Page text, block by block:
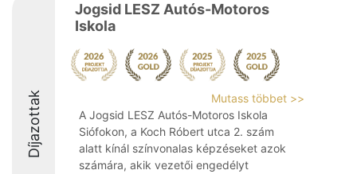
Díjazottak
Jogsid LESZ Autós-Motoros
Iskola
Mutass többet >>
A Jogsid LESZ Autós-Motoros Iskola
Siófokon, a Koch Róbert utca 2. szám
alatt kínál színvonalas képzéseket azok
számára, akik vezetői engedélyt